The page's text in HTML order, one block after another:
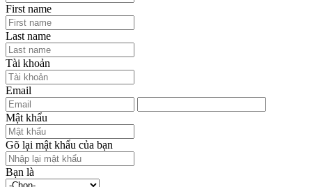
First name
Last name
Tài khoản
Email
Mật khẩu
Gõ lại mật khẩu của bạn
Bạn là